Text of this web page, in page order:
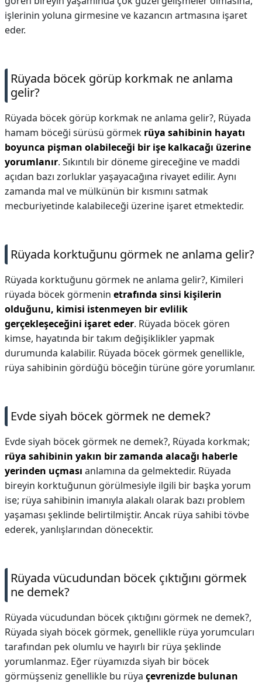
işlerinin yoluna girmesine ve kazancın artmasına işaret
eder.
Rüyada böcek görüp korkmak ne anlama
gelir?
Rüyada böcek görüp korkmak ne anlama gelir?, Rüyada
hamam böceği sürüsü görmek rüya sahibinin hayatı
boyunca pişman olabileceği bir işe kalkacağı üzerine
yorumlanır. Sıkıntılı bir döneme gireceğine ve maddi
açıdan bazı zorluklar yaşayacağına rivayet edilir. Aynı
zamanda mal ve mülkünün bir kısmını satmak
mecburiyetinde kalabileceği üzerine işaret etmektedir.
Rüyada korktuğunu görmek ne anlama gelir?
Rüyada korktuğunu görmek ne anlama gelir?, Kimileri
rüyada böcek görmenin etrafında sinsi kişilerin
olduğunu, kimisi istenmeyen bir evlilik
gerçekleşeceğini işaret eder. Rüyada böcek gören
kimse, hayatında bir takım değişiklikler yapmak
durumunda kalabilir. Rüyada böcek görmek genellikle,
rüya sahibinin gördüğü böceğin türüne göre yorumlanır.
Evde siyah böcek görmek ne demek?
Evde siyah böcek görmek ne demek?, Rüyada korkmak;
rüya sahibinin yakın bir zamanda alacağı haberle
yerinden uçması anlamına da gelmektedir. Rüyada
bireyin korktuğunun görülmesiyle ilgili bir başka yorum
ise; rüya sahibinin imanıyla alakalı olarak bazı problem
yaşaması şeklinde belirtilmiştir. Ancak rüya sahibi tövbe
ederek, yanlışlarından dönecektir.
Rüyada vücudundan böcek çıktığını görmek
ne demek?
Rüyada vücudundan böcek çıktığını görmek ne demek?,
Rüyada siyah böcek görmek, genellikle rüya yorumcuları
tarafından pek olumlu ve hayırlı bir rüya şeklinde
yorumlanmaz. Eğer rüyamızda siyah bir böcek
görmüşseniz genellikle bu rüya çevrenizde bulunan